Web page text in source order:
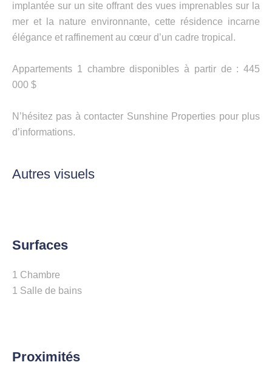
implantée sur un site offrant des vues imprenables sur la
mer et la nature environnante, cette résidence incarne
élégance et raffinement au cœur d’un cadre tropical.
Appartements 1 chambre disponibles à partir de : 445
000 $
N’hésitez pas à contacter Sunshine Properties pour plus
d’informations.
Autres visuels
Surfaces
1 Chambre
1 Salle de bains
Proximités